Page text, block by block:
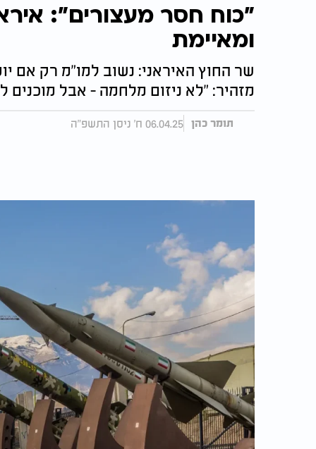
"כוח חסר מעצורים":
ומאיימת
שר החוץ האיראני: נשוב למו"מ רק אם
מזהיר: "לא ניזום מלחמה - אבל מוכנים
תומר כהן 06.04.25 ח' ניסן התשפ"ה